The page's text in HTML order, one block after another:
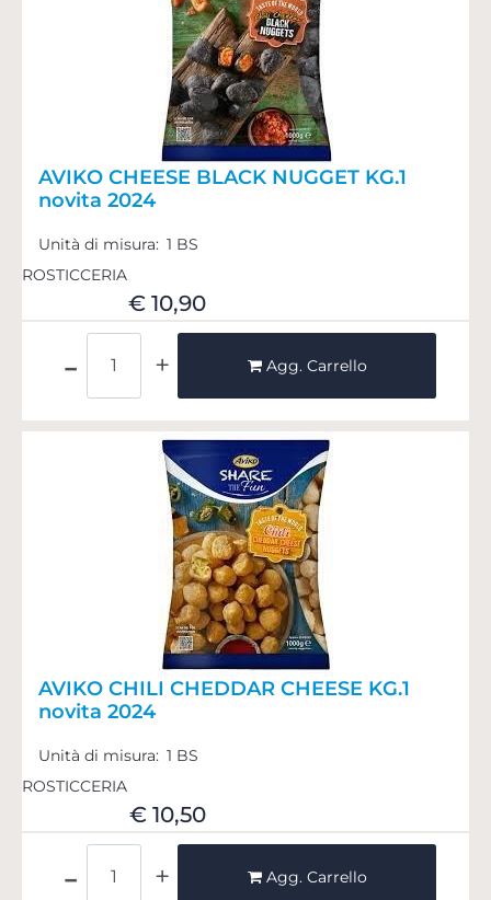
AVIKO CHEESE BLACK NUGGET KG.1
novita 2024
Unità di misura: 1 BS
ROSTICCERIA
€ 10,90
Agg. Carrello
AVIKO CHILI CHEDDAR CHEESE KG.1
novita 2024
Unità di misura: 1 BS
ROSTICCERIA
€ 10,50
Agg. Carrello